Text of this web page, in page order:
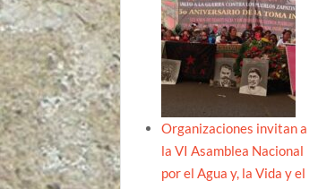
Organizaciones invitan a
la VI Asamblea Nacional
por el Agua y, la Vida y el